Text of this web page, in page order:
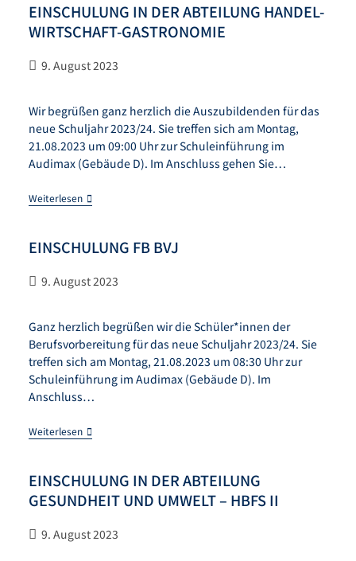
EINSCHULUNG IN DER ABTEILUNG HANDEL-
WIRTSCHAFT-GASTRONOMIE
9. August 2023
Wir begrüßen ganz herzlich die Auszubildenden für das
neue Schuljahr 2023/24. Sie treffen sich am Montag,
21.08.2023 um 09:00 Uhr zur Schuleinführung im
Audimax (Gebäude D). Im Anschluss gehen Sie…
Weiterlesen
EINSCHULUNG FB BVJ
9. August 2023
Ganz herzlich begrüßen wir die Schüler*innen der
Berufsvorbereitung für das neue Schuljahr 2023/24. Sie
treffen sich am Montag, 21.08.2023 um 08:30 Uhr zur
Schuleinführung im Audimax (Gebäude D). Im
Anschluss…
Weiterlesen
EINSCHULUNG IN DER ABTEILUNG
GESUNDHEIT UND UMWELT – HBFS II
9. August 2023